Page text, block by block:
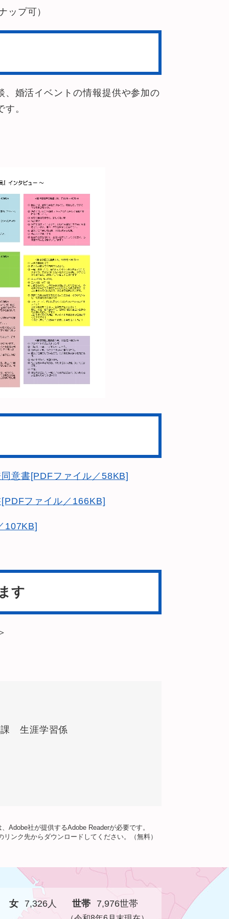
ップ可）
婚活イベントの情報提供や参加の
。
意書[PDFファイル／58KB]
ファイル／166KB]
107KB]
す
課 生涯学習係
Adobe社が提供するAdobe Readerが必要です。
ンク先からダウンロードしてください。（無料）
女 7,326人 世帯 7,976世帯